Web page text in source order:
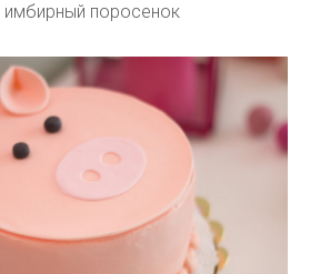
имбирный поросенок